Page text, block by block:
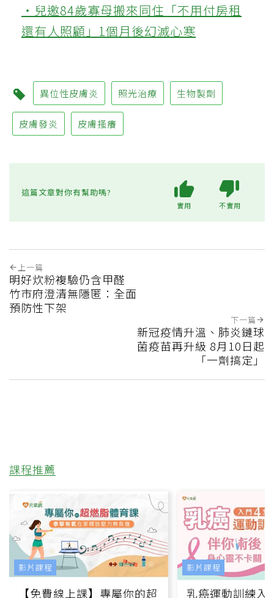
‧兒邀84歲寡母搬來同住「不用付房租
還有人照顧」1個月後幻滅心寒
異位性皮膚炎 照光治療 生物製劑
皮膚發炎 皮膚搔癢
這篇文章對你有幫助嗎?
實用 不實用
上一篇
明好炊粉複驗仍含甲醛
竹市府澄清無隱匿：全面
預防性下架
下一篇
新冠疫情升溫、肺炎鏈球
菌疫苗再升級 8月10日起
「一劑搞定」
課程推薦
【免費線上課】專屬你的超
影片課程
乳癌運動訓練入
影片課程